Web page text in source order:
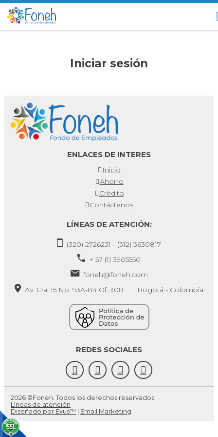
Iniciar sesión
ENLACES DE INTERES
Inicio
Ahorro
Crédito
Contáctenos
LÍNEAS DE ATENCIÓN:
(320) 2726231 - (312) 3630817
+ 57 (1) 3905550
foneh@foneh.com
Av. Cra. 15 No. 93A-84 Of. 308 Bogotá - Colombia
REDES SOCIALES
2026 ©Foneh. Todos los derechos reservados
Líneas de atención
Diseñado por Exus™ | Email Marketing